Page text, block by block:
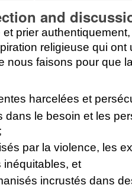
and
prier
religieuse qui
nous faisons pour que
harcelées et
dans le besoin et les
par la violence, les
inéquitables, et
incrustés dans